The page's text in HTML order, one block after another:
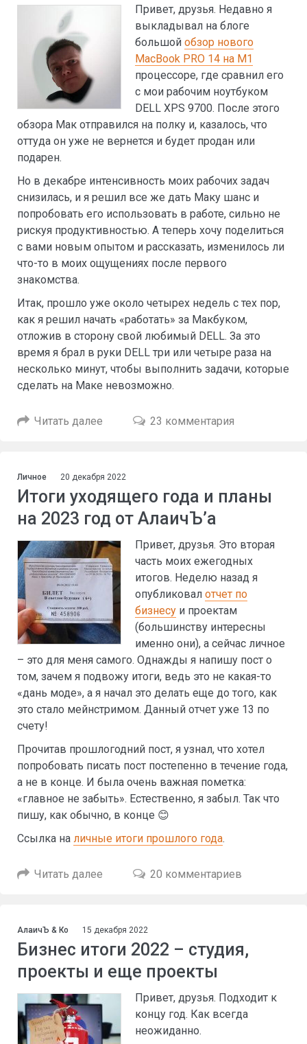
Привет, друзья. Недавно я
выкладывал на блоге
большой обзор нового
MacBook PRO 14 на M1
процессоре, где сравнил его
с мои рабочим ноутбуком
DELL XPS 9700. После этого
обзора Мак отправился на полку и, казалось, что
оттуда он уже не вернется и будет продан или
подарен.
Но в декабре интенсивность моих рабочих задач
снизилась, и я решил все же дать Маку шанс и
попробовать его использовать в работе, сильно не
рискуя продуктивностью. А теперь хочу поделиться
с вами новым опытом и рассказать, изменилось ли
что-то в моих ощущениях после первого
знакомства.
Итак, прошло уже около четырех недель с тех пор,
как я решил начать «работать» за Макбуком,
отложив в сторону свой любимый DELL. За это
время я брал в руки DELL три или четыре раза на
несколько минут, чтобы выполнить задачи, которые
сделать на Маке невозможно.
Читать далее 23 комментария
Личное 20 декабря 2022
Итоги уходящего года и планы
на 2023 год от АлаичЪ’а
Привет, друзья. Это вторая
часть моих ежегодных
итогов. Неделю назад я
опубликовал отчет по
бизнесу и проектам
(большинству интересны
именно они), а сейчас личное
– это для меня самого. Однажды я напишу пост о
том, зачем я подвожу итоги, ведь это не какая-то
«дань моде», а я начал это делать еще до того, как
это стало мейнстримом. Данный отчет уже 13 по
счету!
Прочитав прошлогодний пост, я узнал, что хотел
попробовать писать пост постепенно в течение года,
а не в конце. И была очень важная пометка:
«главное не забыть». Естественно, я забыл. Так что
пишу, как обычно, в конце 😊
Ссылка на личные итоги прошлого года.
Читать далее 20 комментариев
АлаичЪ & Ко 15 декабря 2022
Бизнес итоги 2022 – студия,
проекты и еще проекты
Привет, друзья. Подходит к
концу год. Как всегда
неожиданно.